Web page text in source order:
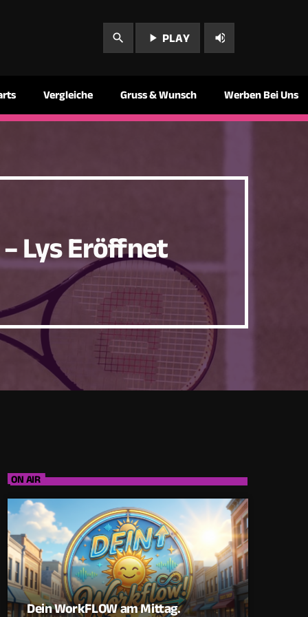
Vergleiche Gruss & Wunsch Werben Bei Uns
search play_arrow PLAY volume_up
Lys Eröffnet
ON AIR
Dein WorkFLOW am Mittag.